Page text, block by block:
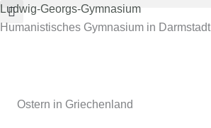
Zum
Inhalt
Ludwig-Georgs-Gymnasium
Humanistisches Gymnasium in Darmstadt
Ostern in Griechenland